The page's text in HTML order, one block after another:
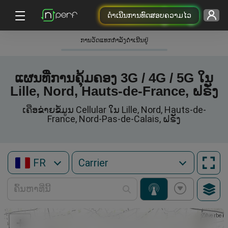
ດຳເນີນການທົດສອບຄວາມໄວ
ການວັດແທກກໍາລັງດໍາເນີນຢູ່
ແຜນທີ່ການຄຸ້ມຄອງ 3G / 4G / 5G ໃນ
Lille, Nord, Hauts-de-France, ຝຣັ່ງ
ເຄືອຂ່າຍຂໍ້ມູນ Cellular ໃນ Lille, Nord, Hauts-de-
France, Nord-Pas-de-Calais, ຝຣັ່ງ
FR